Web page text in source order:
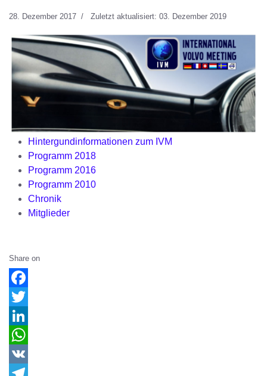
28. Dezember 2017 Zuletzt aktualisiert: 03. Dezember 2019
Hintergundinformationen zum IVM
Programm 2018
Programm 2016
Programm 2010
Chronik
Mitglieder
Share on
Facebook
Twitter
LinkedIn
WhatsApp
VK